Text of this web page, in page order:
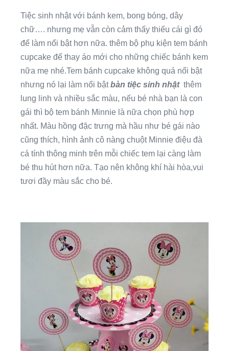
Tiệc sinh nhật với bánh kem, bong bóng, dây
chữ…. nhưng mẹ vẫn còn cảm thấy thiếu cái gì đó
để làm nổi bật hơn nữa. thêm bộ phụ kiện tem bánh
cupcake để thay áo mới cho những chiếc bánh kem
nữa mẹ nhé.Tem bánh cupcake không quá nổi bật
nhưng nó lại làm nổi bậtbàn tiệc sinh nhật thêm
lung linh và nhiều sắc màu, nếu bé nhà bạn là con
gái thì bộ tem bánh Minnie là nữa chọn phù hợp
nhất. Màu hồng đặc trưng mà hầu như bé gái nào
cũng thích, hình ảnh cô nàng chuột Minnie điệu đà
cá tính thông minh trên mỗi chiếc tem lại càng làm
bé thu hút hơn nữa. Tạo nên không khí hài hòa,vui
tươi đầy màu sắc cho bé.